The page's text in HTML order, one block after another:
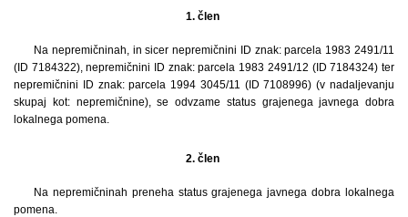
1. člen
Na nepremičninah, in sicer nepremičnini ID znak: parcela 1983 2491/11
(ID 7184322), nepremičnini ID znak: parcela 1983 2491/12 (ID 7184324) ter
nepremičnini ID znak: parcela 1994 3045/11 (ID 7108996) (v nadaljevanju
skupaj kot: nepremičnine), se odvzame status grajenega javnega dobra
lokalnega pomena.
2. člen
Na nepremičninah preneha status grajenega javnega dobra lokalnega
pomena.